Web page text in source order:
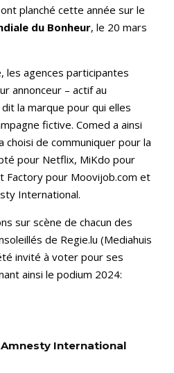
ont planché cette année sur le
du Bonheur, le 20 mars
les agences participantes
annonceur – actif au
la marque pour qui elles
fictive. Comed a ainsi
choisi de communiquer pour la
pour Netflix, MiKdo pour
Factory pour Moovijob.com et
International.
sur scène de chacun des
de Regie.lu (Mediahuis
invité à voter pour ses
ainsi le podium 2024:
International